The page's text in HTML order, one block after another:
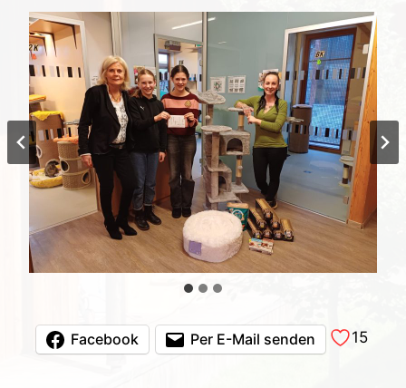
Facebook Per E-Mail senden 15